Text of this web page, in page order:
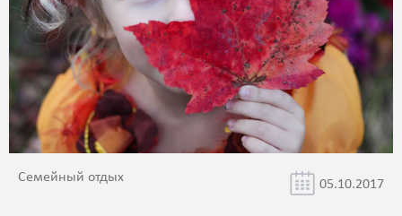
Семейный отдых 05.10.2017